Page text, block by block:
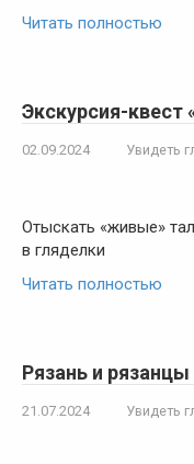
Читать полностью
Экскурсия-квест
02.09.2024 Увидеть
Отыскать «живые»
в гляделки
Читать полностью
Рязань и
21.07.2024 Увидеть